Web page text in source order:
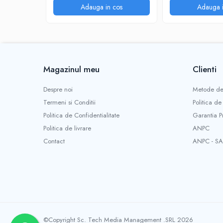
Deschide si inchide
Presiune valva cu apa:
Forta:30-60kgF/Cm
Aplicatie: TuyaSmart sau
disponibile, 4 trepte de
volum,150M Raza Actiune,
Adauga in cos Adauga
Magazinul meu
Despre noi
Termeni si Conditii
Politica de Confidentialitate
Politica de livrare
Contact
Clienti
Metode
Politica de
Garantia
ANPC
ANPC -
©Copyright Sc. Tech Media Management .SRL 2026